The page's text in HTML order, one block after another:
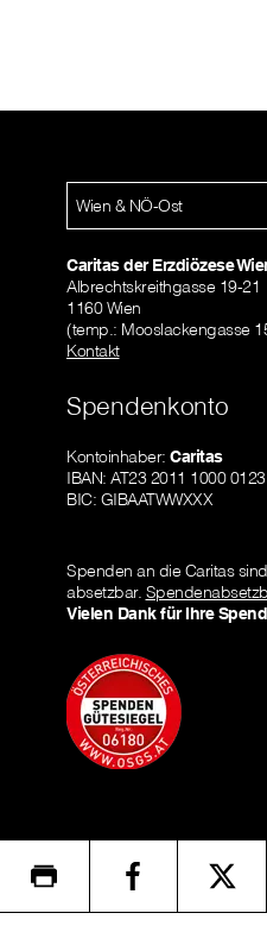
Wien & NÖ-Ost
Caritas der Erzdiözese
Albrechtskreithgasse 19-21
1160 Wien
(temp.: Mooslackengasse
Kontakt
Spendenkonto
Kontoinhaber: Caritas
IBAN: AT23 2011 1000
BIC: GIBAATWWXXX
Spenden an die Caritas
absetzbar.
Vielen Dank für Ihre